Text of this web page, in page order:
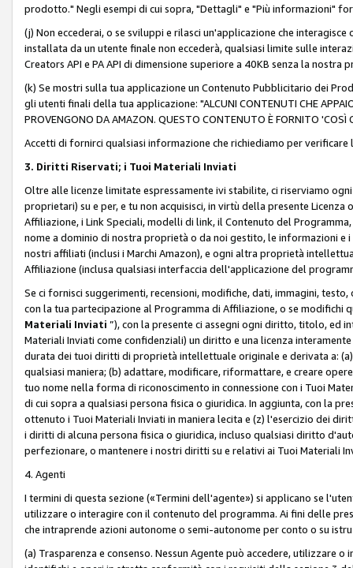
prodotto." Negli esempi di cui sopra, "Dettagli" e "Più informazioni"
(j) Non eccederai, o se sviluppi e rilasci un'applicazione che interagisce
installata da un utente finale non eccederà, qualsiasi limite sulle
Creators API e PA API di dimensione superiore a 40KB senza la nostra
(k) Se mostri sulla tua applicazione un Contenuto Pubblicitario dei
gli utenti finali della tua applicazione: "ALCUNI CONTENUTI CHE
PROVENGONO DA AMAZON. QUESTO CONTENUTO È FORNITO
Accetti di fornirci qualsiasi informazione che richiediamo per
3. Diritti Riservati; i Tuoi Materiali Inviati
Oltre alle licenze limitate espressamente ivi stabilite, ci riserviamo
proprietari) su e per, e tu non acquisisci, in virtù della presente
Affiliazione, i Link Speciali, modelli di link, il Contenuto del
nome a dominio di nostra proprietà o da noi gestito, le informazioni e
nostri affiliati (inclusi i Marchi Amazon), e ogni altra proprietà
Affiliazione (inclusa qualsiasi interfaccia dell'applicazione del
Se ci fornisci suggerimenti, recensioni, modifiche, dati, immagini,
con la tua partecipazione al Programma di Affiliazione, o se modifichi
Materiali Inviati ”), con la presente ci assegni ogni diritto, titolo, ed
Materiali Inviati come confidenziali) un diritto e una licenza
durata dei tuoi diritti di proprietà intellettuale originale e derivata a:
qualsiasi maniera; (b) adattare, modificare, riformattare, e creare
tuo nome nella forma di riconoscimento in connessione con i Tuoi
di cui sopra a qualsiasi persona fisica o giuridica. In aggiunta, con la
ottenuto i Tuoi Materiali Inviati in maniera lecita e (z) l'esercizio dei
i diritti di alcuna persona fisica o giuridica, incluso qualsiasi diritto
perfezionare, o mantenere i nostri diritti su e relativi ai Tuoi Materiali
4. Agenti
I termini di questa sezione («Termini dell'agente») si applicano se
utilizzare o interagire con il contenuto del programma. Ai fini delle
che intraprende azioni autonome o semi-autonome per conto o su
(a) Trasparenza e consenso. Nessun Agente può accedere, utilizzare